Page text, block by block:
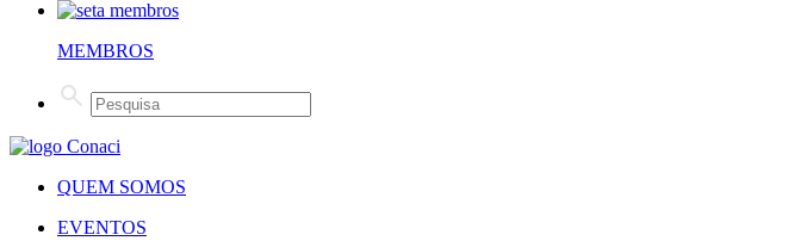
MEMBROS
QUEM SOMOS
EVENTOS